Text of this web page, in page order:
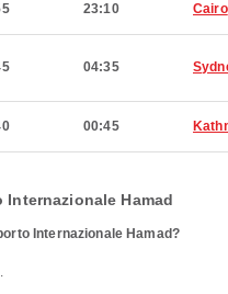
23:10 Cairo
04:35
00:45
Hamad
Internazionale Hamad?